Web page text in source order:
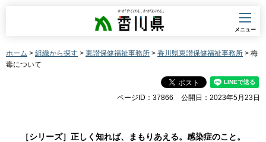
香川県
メニュー
ホーム > 組織から探す > 東讃保健福祉事務所 > 香川県東讃保健福祉事務所 > 梅
毒について
ページID：37866 公開日：2023年5月23日
［シリーズ］正しく知れば、まもりあえる。感染症のこと。